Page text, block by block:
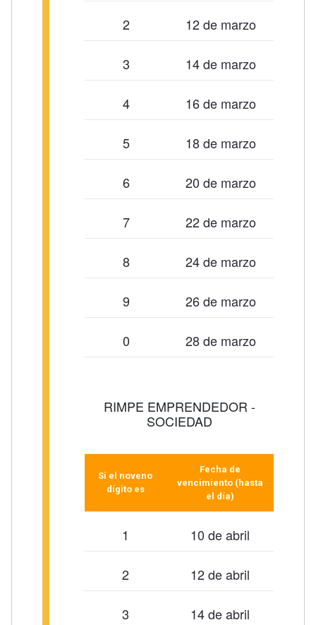
2 12 de marzo
3 14 de marzo
4 16 de marzo
5 18 de marzo
6 20 de marzo
7 22 de marzo
8 24 de marzo
9 26 de marzo
0 28 de marzo
RIMPE EMPRENDEDOR -
SOCIEDAD
Si el noveno
dígito es
Fecha de
vencimiento (hasta
el día)
1 10 de abril
2 12 de abril
3 14 de abril